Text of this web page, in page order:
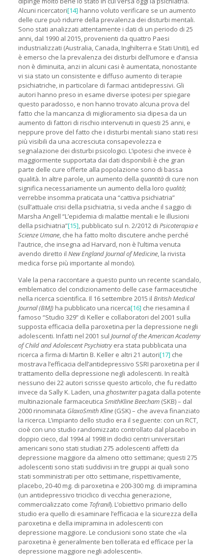
Alcuni ricercatori[14] hanno voluto verificare se un aumento
delle cure può ridurre della prevalenza dei disturbi mentali.
Sono stati analizzati attentamente i dati di un periodo di 25
anni, dal 1990 al 2015, provenienti da quattro Paesi
industrializzati (Australia, Canada, Inghilterra e Stati Uniti), ed
è emerso che la prevalenza dei disturbi dell’umore e d’ansia
non è diminuita, anzi in alcuni casi è aumentata, nonostante
vi sia stato un consistente e diffuso aumento di terapie
psichiatriche, in particolare di farmaci antidepressivi. Gli
autori hanno preso in esame diverse ipotesi per spiegare
questo paradosso, e non hanno trovato alcuna prova del
fatto che la mancanza di miglioramento sia dipesa da un
aumento di fattori di rischio intervenuti in questi 25 anni, e
neppure prove del fatto che i disturbi mentali siano stati resi
più visibili da una accresciuta consapevolezza e
segnalazione dei disturbi psicologici. L’ipotesi che invece è
maggiormente supportata dai dati disponibili è che gran
parte delle cure offerte alla popolazione sono di bassa
qualità. In altre parole, un aumento della quantitàdi cure non
significa necessariamente un aumento della loro qualità;
verrebbe insomma praticata una “cattiva psichiatria”
(sull’attuale crisi della psichiatria, si veda anche il saggio di
Marsha Angell “L’epidemia di malattie mentali e le illusioni
della psichiatria”[15], pubblicato sul n. 2/2012 di Psicoterapia e
Scienze Umane, che ha fatto molto discutere anche perché
l’autrice, che insegna ad Harvard, non è l’ultima venuta
avendo diretto il New England Journal of Medicine, la rivista
medica forse più importante al mondo).
Vale la pena raccontare a questo punto un recente scandalo,
emblematico del condizionamento delle case farmaceutiche
nella ricerca scientifica. Il 16 settembre 2015 il British Medical
Journal (BMJ)ha pubblicato una ricerca[16] che riesamina il
famoso “Studio 329” di Keller e collaboratori del 2001 sulla
supposta efficacia della paroxetina per la depressione negli
adolescenti. Infatti nel 2001 sul Journal of the American Academy
of Child and Adolescent Psychiatryera stata pubblicata una
ricerca a firma di Martin B. Keller e altri 21 autori[17] che
mostrava l’efficacia dell’antidepressivo SSRI paroxetina per il
trattamento della depressione negli adolescenti. In realtà
nessuno dei 22 autori scrisse questo articolo, che fu redatto
invece da Sally K. Laden, una ghostwriterpagata dalla potente
multinazionale farmaceutica SmithKline Beecham(SKB) – dal
2000 rinominata GlaxoSmith Kline(GSK) – che aveva finanziato
la ricerca. L’impianto dello studio era il seguente: con un RCT,
cioè con uno studio randomizzato controllato dal placebo in
doppio cieco, dal 1994 al 1998 in dodici centri universitari
americani sono stati studiati 275 adolescenti affetti da
depressione maggiore da almeno otto settimane; questi 275
adolescenti sono stati suddivisi in tre gruppi ai quali sono
stati somministrati per otto settimane, rispettivamente,
placebo, 20-40 mg. di paroxetina e 200-300 mg. di imipramina
(un antidepressivo triciclico di vecchia generazione,
commercializzato come Tofranil). L’obiettivo primario dello
studio era quello di esaminare l’efficacia e la sicurezza della
paroxetina e della imipramina in adolescenti con
depressione maggiore. Le conclusioni sono state che «la
paroxetina è generalmente ben tollerata ed efficace per la
depressione maggiore negli adolescenti».